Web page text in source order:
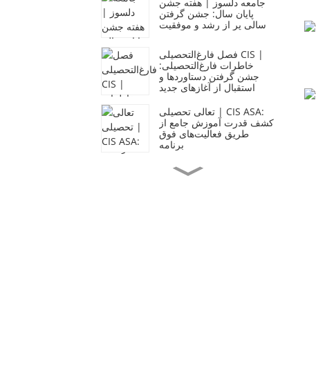
پایان سال: جشن گرفتن
سالی پر از رشد و موفقیت
فصل فارغ‌التحصیلی CIS |
خاطرات فارغ‌التحصیلی:
جشن گرفتن دستاوردها و
استقبال از آغازهای جدید
تعالی تحصیلی | CIS ASA:
کشف قدرت آموزش جامع از
طریق فعالیت‌های فوق
برنامه
جامعه‌ی دلسوز | دانشجویان